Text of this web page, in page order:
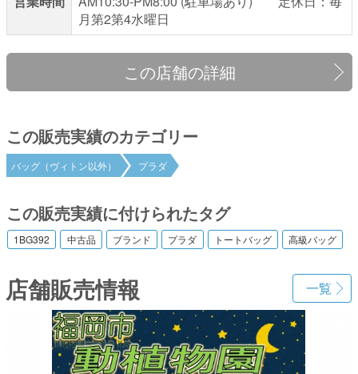
月第2第4水曜日
この店舗の詳細
この販売実績のカテゴリー
バッグ（ヴィトン以外） プラダ
この販売実績に付けられたタグ
1BG392 中古品 ブランド プラダ トートバッグ 高級バッグ
一覧
店舗販売情報